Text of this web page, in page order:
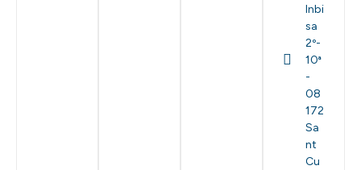
Inbi
sa
2º-
10ª
-
08
172
Sa
nt
Cu